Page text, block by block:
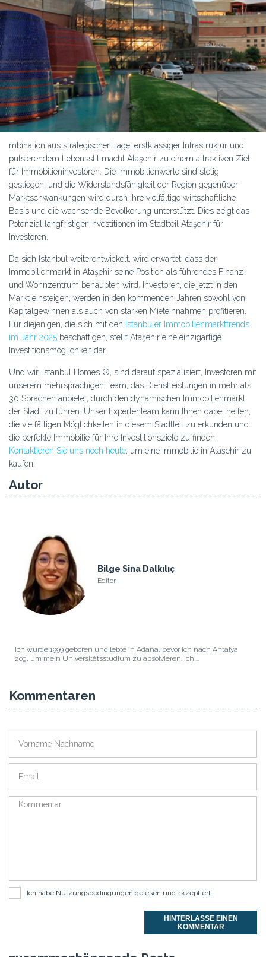
mbination aus strategischer Lage, erstklassiger Infrastruktur und
pulsierendem Lebensstil macht Ataşehir zu einem attraktiven Ziel
für Immobilieninvestoren. Die Immobilienwerte sind stetig
gestiegen, und die Widerstandsfähigkeit der Region gegenüber
Marktschwankungen wird durch ihre vielfältige wirtschaftliche
Basis und die wachsende Bevölkerung unterstützt. Dies zeigt das
Potenzial langfristiger Investitionen im Stadtteil Ataşehir für
Investoren.
Da sich Istanbul weiterentwickelt, wird erwartet, dass der
Immobilienmarkt in Ataşehir seine Position als führendes Finanz-
und Wohnzentrum behaupten wird. Investoren, die jetzt in den
Markt einsteigen, werden in den kommenden Jahren sowohl von
Kapitalgewinnen als auch von starken Mieteinnahmen profitieren.
Für diejenigen, die sich mit den Istanbuler Immobilienmarkttrends
im Jahr 2025 beschäftigen, stellt Ataşehir eine einzigartige
Investitionsmöglichkeit dar.
Und wir, Istanbul Homes ®, sind darauf spezialisiert, Investoren mit
unserem mehrsprachigen Team, das Dienstleistungen in mehr als
30 Sprachen anbietet, durch den dynamischen Immobilienmarkt
der Stadt zu führen. Unser Expertenteam kann Ihnen dabei helfen,
die vielfältigen Möglichkeiten in diesem Stadtteil zu erkunden und
die perfekte Immobilie für Ihre Investitionsziele zu finden.
Kontaktieren Sie uns noch heute, um eine Immobilie in Ataşehir zu
kaufen!
Autor
Bilge Sina Dalkılıç
Editor
Ich wurde 1999 geboren und lebte in Adana, bevor ich nach Antalya
zog, um mein Universitätsstudium zu absolvieren. Ich ...
Kommentaren
Ich habe Nutzungsbedingungen gelesen und akzeptiert
HINTERLASSE EINEN
KOMMENTAR